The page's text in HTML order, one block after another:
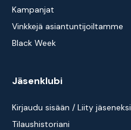
Kampanjat
Vinkkejä asiantuntijoiltamme
Black Week
Jäsenklubi
Kirjaudu sisään / Liity jäseneksi
Tilaushistoriani